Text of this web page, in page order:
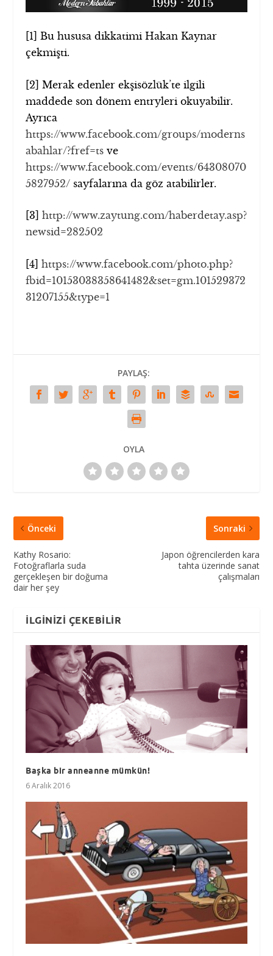
[1] Bu hususa dikkatimi Hakan Kaynar
çekmişti.
[2] Merak edenler ekşisözlük’te ilgili
maddede son dönem entryleri okuyabilir.
Ayrıca
https://www.facebook.com/groups/moderns
abahlar/?fref=ts ve
https://www.facebook.com/events/64308070
5827952/ sayfalarına da göz atabilirler.
[3]
http://www.zaytung.com/haberdetay.asp?
newsid=282502
[4] https://www.facebook.com/photo.php?
fbid=10153038358641482&set=gm.101529372
31207155&type=1
PAYLAŞ:
OYLA
Önceki
Kathy Rosario:
Fotoğraflarla suda
gerçekleşen bir doğuma
dair her şey
Sonraki
Japon öğrencilerden kara
tahta üzerinde sanat
çalışmaları
İLGINIZI ÇEKEBILIR
Başka bir anneanne mümkün!
6 Aralık 2016